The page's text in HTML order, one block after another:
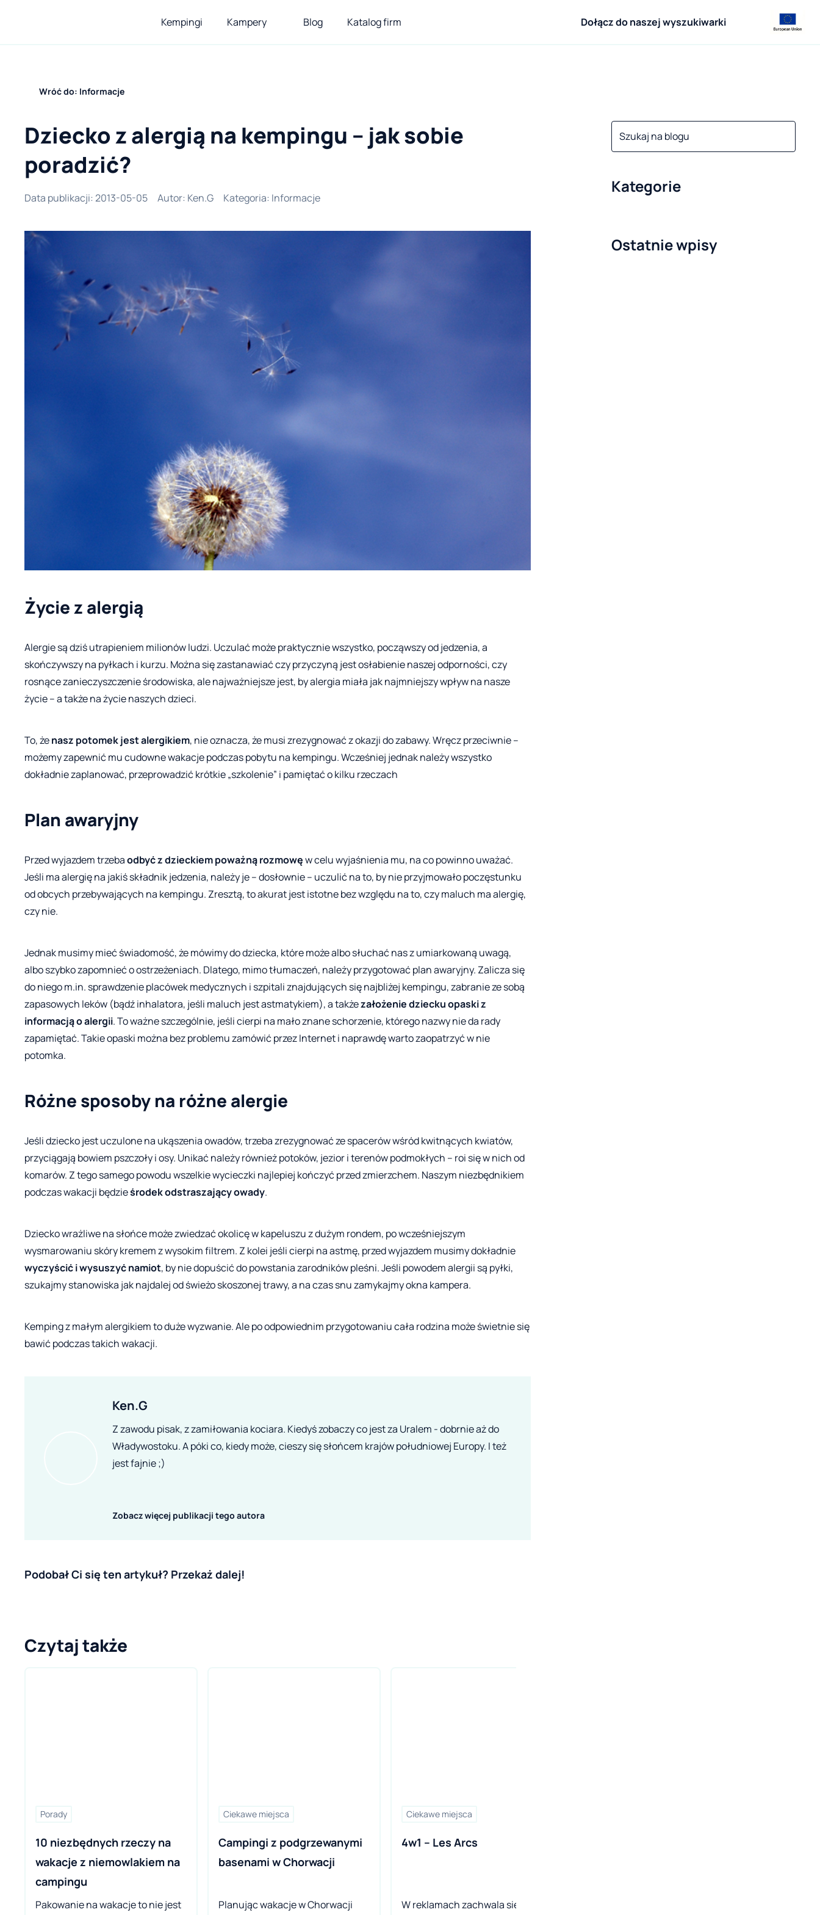
Kempingi Kampery Blog Katalog firm Dołącz do naszej wyszukiwarki
Wróć do: Informacje
Kategorie
Dziecko z alergią na kempingu – jak sobie
poradzić?
Data publikacji: 2013-05-05 Autor: Ken.G Kategoria: Informacje
Życie z alergią
Alergie są dziś utrapieniem milionów ludzi. Uczulać może praktycznie wszystko, począwszy od jedzenia, a
skończywszy na pyłkach i kurzu. Można się zastanawiać czy przyczyną jest osłabienie naszej odporności, czy
rosnące zanieczyszczenie środowiska, ale najważniejsze jest, by alergia miała jak najmniejszy wpływ na nasze
życie – a także na życie naszych dzieci.
To, żenasz potomek jest alergikiem, nie oznacza, że musi zrezygnować z okazji do zabawy. Wręcz przeciwnie –
możemy zapewnić mu cudowne wakacje podczas pobytu na kempingu. Wcześniej jednak należy wszystko
dokładnie zaplanować, przeprowadzić krótkie „szkolenie” i pamiętać o kilku rzeczach
Plan awaryjny
Przed wyjazdem trzebaodbyć z dzieckiem poważną rozmowęw celu wyjaśnienia mu, na co powinno uważać.
Jeśli ma alergię na jakiś składnik jedzenia, należy je – dosłownie – uczulić na to, by nie przyjmowało poczęstunku
od obcych przebywających na kempingu. Zresztą, to akurat jest istotne bez względu na to, czy maluch ma alergię,
czy nie.
Jednak musimy mieć świadomość, że mówimy do dziecka, które może albo słuchać nas z umiarkowaną uwagą,
albo szybko zapomnieć o ostrzeżeniach. Dlatego, mimo tłumaczeń, należy przygotować plan awaryjny. Zalicza się
do niego m.in. sprawdzenie placówek medycznych i szpitali znajdujących się najbliżej kempingu, zabranie ze sobą
zapasowych leków (bądź inhalatora, jeśli maluch jest astmatykiem), a takżezałożenie dziecku opaski z
informacją o alergii. To ważne szczególnie, jeśli cierpi na mało znane schorzenie, którego nazwy nie da rady
zapamiętać. Takie opaski można bez problemu zamówić przez Internet i naprawdę warto zaopatrzyć w nie
potomka.
Różne sposoby na różne alergie
Jeśli dziecko jest uczulone na ukąszenia owadów, trzeba zrezygnować ze spacerów wśród kwitnących kwiatów,
przyciągają bowiem pszczoły i osy. Unikać należy również potoków, jezior i terenów podmokłych – roi się w nich od
komarów. Z tego samego powodu wszelkie wycieczki najlepiej kończyć przed zmierzchem. Naszym niezbędnikiem
podczas wakacji będzieśrodek odstraszający owady.
Dziecko wrażliwe na słońce może zwiedzać okolicę w kapeluszu z dużym rondem, po wcześniejszym
wysmarowaniu skóry kremem z wysokim filtrem. Z kolei jeśli cierpi na astmę, przed wyjazdem musimy dokładnie
wyczyścić i wysuszyć namiot, by nie dopuścić do powstania zarodników pleśni. Jeśli powodem alergii są pyłki,
szukajmy stanowiska jak najdalej od świeżo skoszonej trawy, a na czas snu zamykajmy okna kampera.
Kemping z małym alergikiem to duże wyzwanie. Ale po odpowiednim przygotowaniu cała rodzina może świetnie się
bawić podczas takich wakacji.
Ken.G
Z zawodu pisak, z zamiłowania kociara. Kiedyś zobaczy co jest za Uralem - dobrnie aż do
Władywostoku. A póki co, kiedy może, cieszy się słońcem krajów południowej Europy. I też
jest fajnie ;)
Zobacz więcej publikacji tego autora
Podobał Ci się ten artykuł? Przekaż dalej!
Czytaj także
Porady
10 niezbędnych rzeczy na
wakacje z niemowlakiem na
campingu
Pakowanie na wakacje to nie jest
Ciekawe miejsca
Campingi z podgrzewanymi
basenami w Chorwacji
Planując wakacje w Chorwacji
Ciekawe miejsca
4w1 – Les Arcs
W reklamach zachwala się
Ostatnie wpisy